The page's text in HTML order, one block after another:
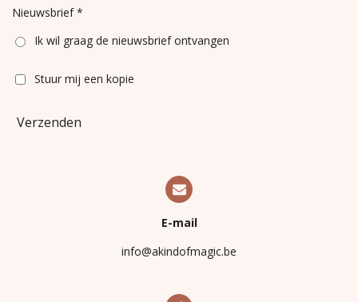
Nieuwsbrief *
Ik wil graag de nieuwsbrief ontvangen
Stuur mij een kopie
Verzenden
E-mail
info@akindofmagic.be